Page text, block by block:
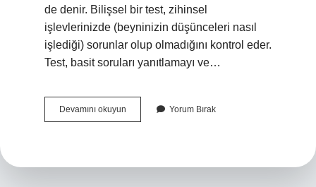
de denir. Bilişsel bir test, zihinsel
işlevlerinizde (beyninizin düşünceleri nasıl
işlediği) sorunlar olup olmadığını kontrol eder.
Test, basit soruları yanıtlamayı ve…
Devamını okuyun
Beceri
Yorum Bırak